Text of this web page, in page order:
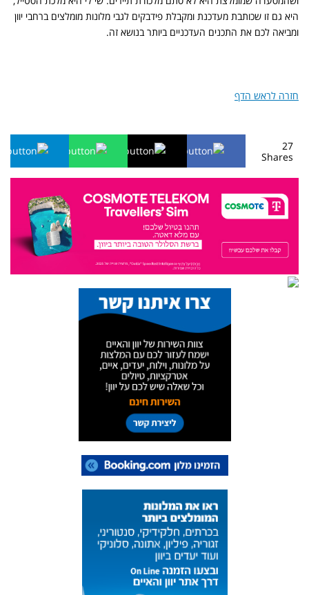
היא גם זו שכותבת מעדכנת ומקבלת פידבקים לגבי מלונות מומלצים ברחבי יוון
ומביאה לכם את התכנים העדכניים ביותר בנושא זה.
חזרה לראש הדף
27
Shares